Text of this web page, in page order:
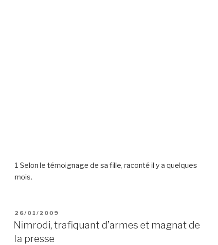
1 Selon le témoignage de sa fille, raconté il y a quelques
mois.
POSTED
ON
26/01/2009
Nimrodi, trafiquant d’armes et magnat de
la presse